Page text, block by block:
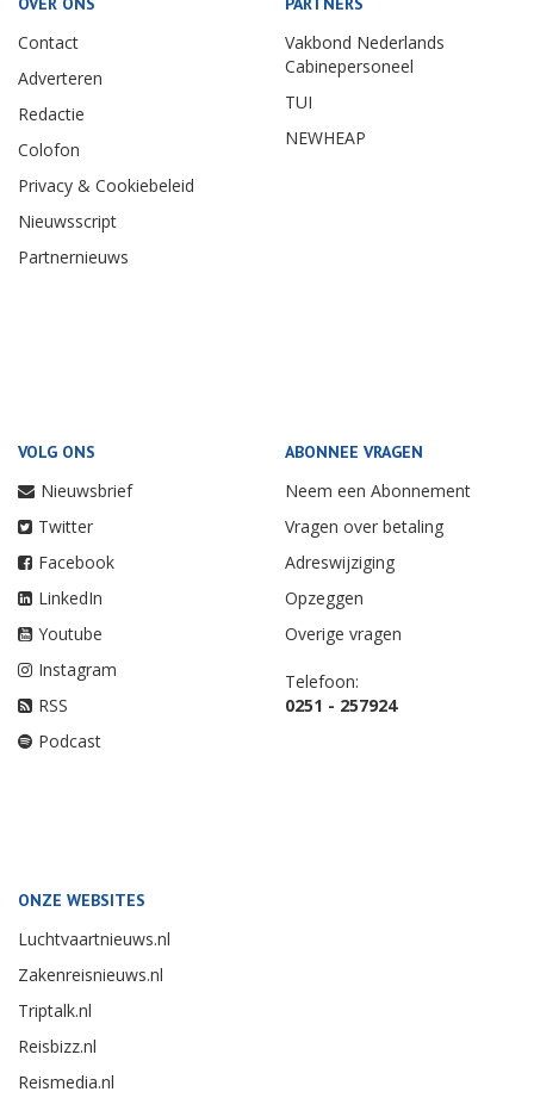
Contact
Adverteren
Redactie
Colofon
Privacy & Cookiebeleid
Nieuwsscript
Partnernieuws
Vakbond Nederlands
Cabinepersoneel
TUI
NEWHEAP
VOLG ONS
Nieuwsbrief
Twitter
Facebook
LinkedIn
Youtube
Instagram
RSS
Podcast
ABONNEE VRAGEN
Neem een Abonnement
Vragen over betaling
Adreswijziging
Opzeggen
Overige vragen
Telefoon:
0251 - 257924
ONZE WEBSITES
Luchtvaartnieuws.nl
Zakenreisnieuws.nl
Triptalk.nl
Reisbizz.nl
Reismedia.nl